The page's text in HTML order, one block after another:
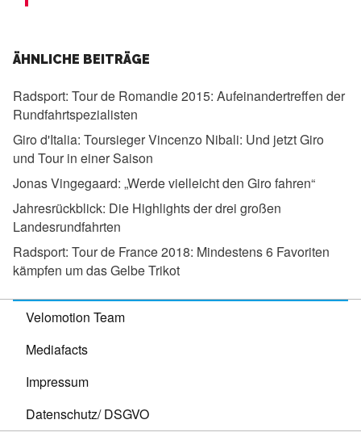
ÄHNLICHE BEITRÄGE
Radsport: Tour de Romandie 2015: Aufeinandertreffen der
Rundfahrtspezialisten
Giro d'Italia: Toursieger Vincenzo Nibali: Und jetzt Giro
und Tour in einer Saison
Jonas Vingegaard: „Werde vielleicht den Giro fahren“
Jahresrückblick: Die Highlights der drei großen
Landesrundfahrten
Radsport: Tour de France 2018: Mindestens 6 Favoriten
kämpfen um das Gelbe Trikot
Velomotion Team
Mediafacts
Impressum
Datenschutz/ DSGVO